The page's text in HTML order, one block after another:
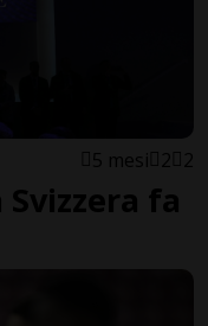
5 mesi 2 2
fa